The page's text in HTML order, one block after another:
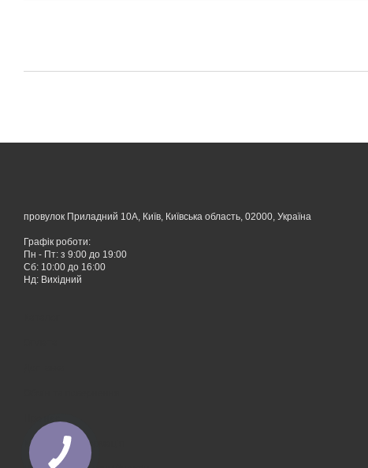
провулок Приладний 10А, Київ, Київська область, 02000, Україна
Графік роботи:
Пн - Пт: з 9:00 до 19:00
Сб: 10:00 до 16:00
Нд: Вихідний
Контактна інформація